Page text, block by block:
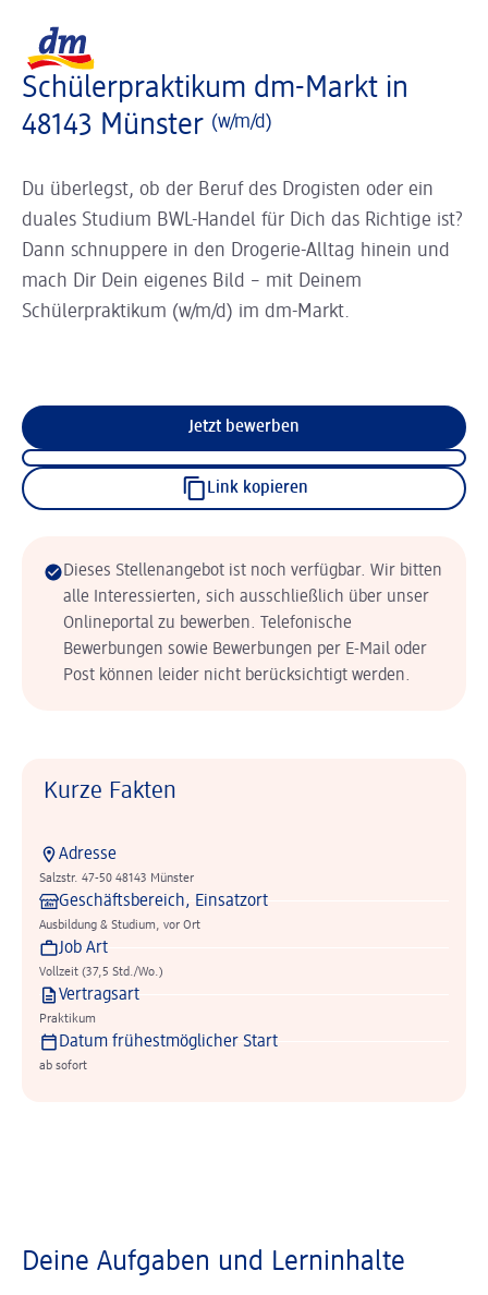
Schülerpraktikum dm-Markt in
48143 Münster (w/m/d)
Du überlegst, ob der Beruf des Drogisten oder ein
duales Studium BWL-Handel für Dich das Richtige ist?
Dann schnuppere in den Drogerie-Alltag hinein und
mach Dir Dein eigenes Bild – mit Deinem
Schülerpraktikum (w/m/d) im dm-Markt.
Jetzt bewerben
Link kopieren
Dieses Stellenangebot ist noch verfügbar. Wir bitten
alle Interessierten, sich ausschließlich über unser
Onlineportal zu bewerben. Telefonische
Bewerbungen sowie Bewerbungen per E-Mail oder
Post können leider nicht berücksichtigt werden.
Kurze Fakten
Adresse
Salzstr. 47-50 48143 Münster
Geschäftsbereich, Einsatzort
Ausbildung & Studium, vor Ort
Job Art
Vollzeit (37,5 Std./Wo.)
Vertragsart
Praktikum
Datum frühestmöglicher Start
ab sofort
Deine Aufgaben und Lerninhalte